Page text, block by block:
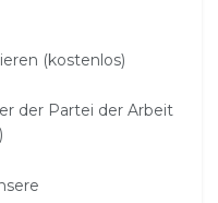
(kostenlos)
der Partei der Arbeit